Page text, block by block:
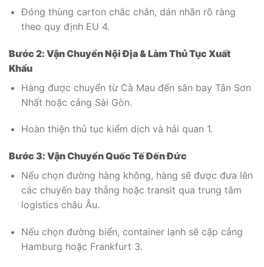
Đóng thùng carton chắc chắn, dán nhãn rõ ràng
theo quy định EU 4.
Bước 2: Vận Chuyển Nội Địa & Làm Thủ Tục Xuất
Khẩu
Hàng được chuyển từ Cà Mau đến sân bay Tân Sơn
Nhất hoặc cảng Sài Gòn.
Hoàn thiện thủ tục kiểm dịch và hải quan 1.
Bước 3: Vận Chuyển Quốc Tế Đến Đức
Nếu chọn đường hàng không, hàng sẽ được đưa lên
các chuyến bay thẳng hoặc transit qua trung tâm
logistics châu Âu.
Nếu chọn đường biển, container lạnh sẽ cập cảng
Hamburg hoặc Frankfurt 3.